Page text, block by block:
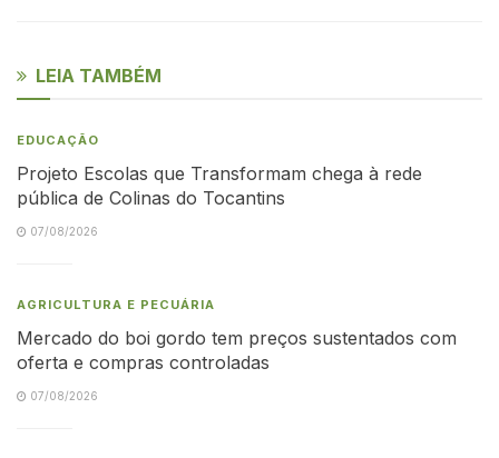
LEIA TAMBÉM
EDUCAÇÃO
Projeto Escolas que Transformam chega à rede
pública de Colinas do Tocantins
07/08/2026
AGRICULTURA E PECUÁRIA
Mercado do boi gordo tem preços sustentados com
oferta e compras controladas
07/08/2026